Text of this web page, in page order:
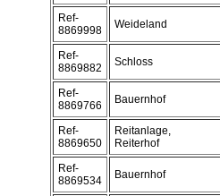
Ref-
8869998
Weideland
Ref-
8869882
Schloss
Ref-
8869766
Bauernhof
Ref-
8869650
Reitanlage,
Reiterhof
Ref-
8869534
Bauernhof